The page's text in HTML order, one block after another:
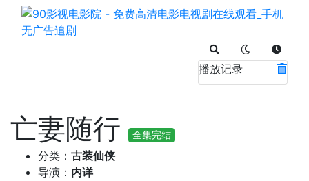
播放记录
亡妻随行 全集完结
分类： 古装仙侠
导演： 内详